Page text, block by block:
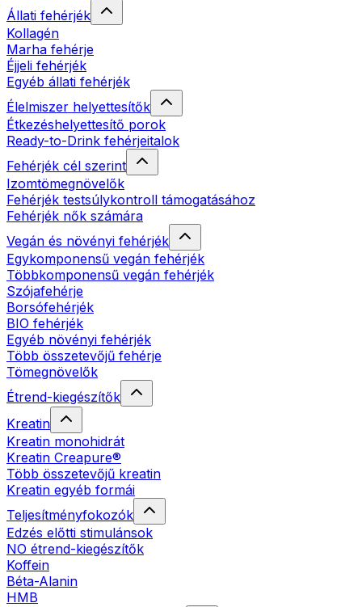
Állati fehérjék
Kollagén
Marha fehérje
Éjjeli fehérjék
Egyéb állati fehérjék
Élelmiszer helyettesítők
Étkezéshelyettesítő porok
Ready-to-Drink fehérjeitalok
Fehérjék cél szerint
Izomtömegnövelők
Fehérjék testsúlykontroll támogatásához
Fehérjék nők számára
Vegán és növényi fehérjék
Egykomponensű vegán fehérjék
Többkomponensű vegán fehérjék
Szójafehérje
Borsófehérjék
BIO fehérjék
Egyéb növényi fehérjék
Több összetevőjű fehérje
Tömegnövelők
Étrend-kiegészítők
Kreatin
Kreatin monohidrát
Kreatin Creapure®
Több összetevőjű kreatin
Kreatin egyéb formái
Teljesítményfokozók
Edzés előtti stimulánsok
NO étrend-kiegészítők
Koffein
Béta-Alanin
HMB